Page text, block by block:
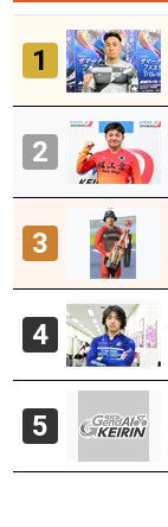
1
2
3
4
5